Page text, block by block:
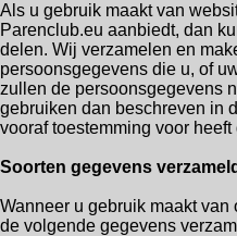
Als u gebruik maakt van
Parenclub.eu aanbiedt, dan
delen. Wij verzamelen en
persoonsgegevens die u, of
zullen de persoonsgegevens
gebruiken dan beschreven in
vooraf toestemming voor heeft
Soorten gegevens verzameld
Wanneer u gebruik maakt
de volgende gegevens